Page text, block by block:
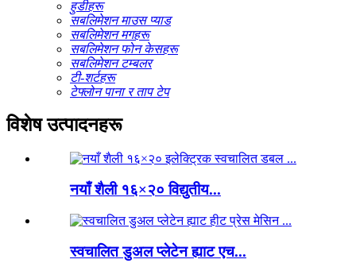
हुडीहरू
सबलिमेशन माउस प्याड
सबलिमेशन मगहरू
सबलिमेशन फोन केसहरू
सबलिमेशन टम्बलर
टी-शर्टहरू
टेफ्लोन पाना र ताप टेप
विशेष उत्पादनहरू
नयाँ शैली १६×२० विद्युतीय...
स्वचालित डुअल प्लेटेन ह्याट एच...